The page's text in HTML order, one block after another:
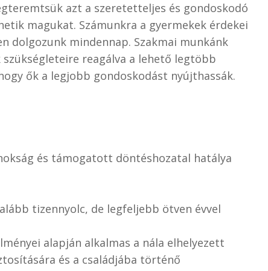
azt a szeretetteljes és gondoskodó
magukat. Számunkra a gyermekek érdekei
dolgozunk mindennap. Szakmai munkánk
reagálva a lehető legtöbb
ők a legjobb gondoskodást nyújthassák.
és támogatott döntéshozatal hatálya
tizennyolc, de legfeljebb ötven évvel
alapján alkalmas a nála elhelyezett
és a családjába történő